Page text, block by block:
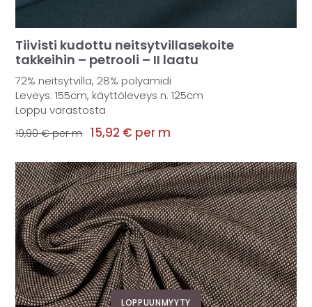
Tiivisti kudottu neitsytvillasekoite
takkeihin – petrooli – II laatu
72% neitsytvilla, 28% polyamidi
Leveys: 155cm, käyttöleveys n. 125cm
Loppu varastosta
19,90€per m 15,92 € per m
LOPPUUNMYYTY